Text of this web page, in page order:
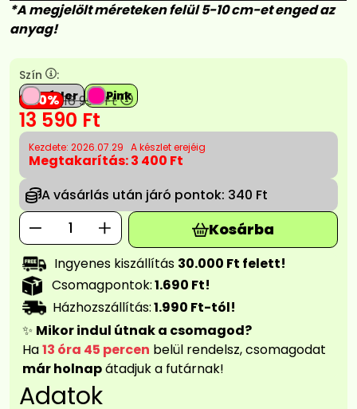
*A megjelölt méreteken felül 5-10 cm-et enged az
anyag!
Szín
:
Púder
Pink
20 16 990Ft
13 590 Ft
Kezdete: 2026.07.29 A készlet erejéig
Megtakarítás:3 400 Ft
A vásárlás után járó pontok: 340 Ft
Kosárba
Ingyenes kiszállítás 30.000 Ft felett!
Csomagpontok:1.690 Ft!
Házhozszállítás:1.990 Ft-tól!
✨ Mikor indul útnak a csomagod?
Ha13 óra 45 percen belül rendelsz, csomagodat
már holnapátadjuk a futárnak!
Adatok